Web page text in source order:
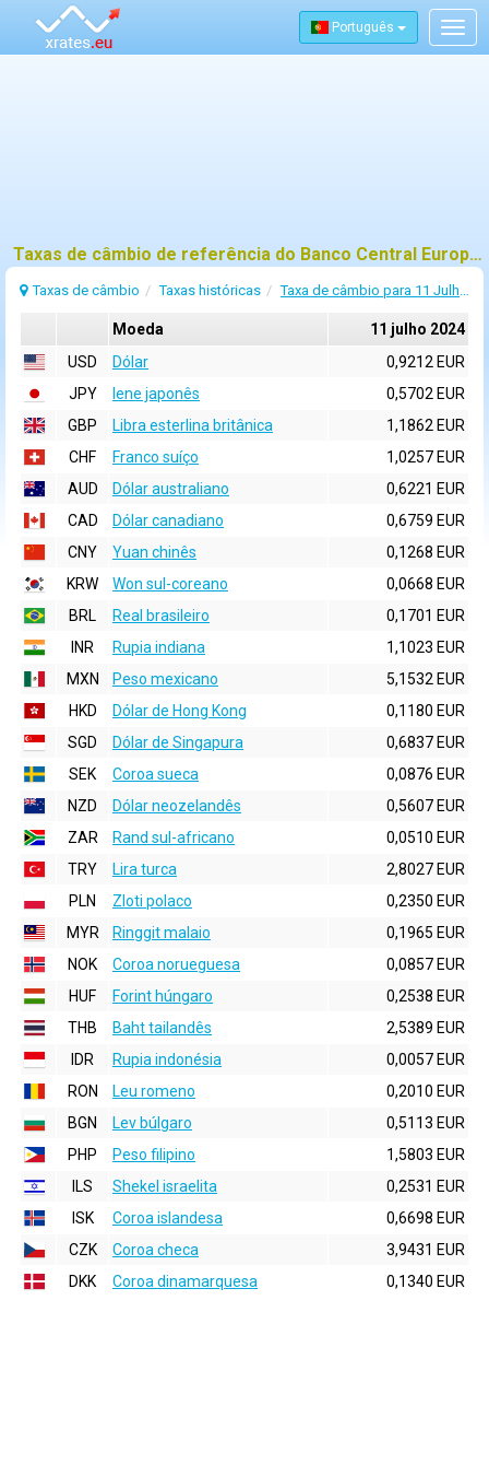
Português
Taxas de câmbio de referência do Banco Central Europeu (BCE) para 11 julho 2024
Taxas de câmbio Taxas históricas Taxa de câmbio para 11 Julho 2024
Moeda
11 julho 2024
USD
Dólar
0,9212 EUR
JPY
Iene japonês
0,5702 EUR
GBP
Libra esterlina britânica
1,1862 EUR
CHF
Franco suíço
1,0257 EUR
AUD
Dólar australiano
0,6221 EUR
CAD
Dólar canadiano
0,6759 EUR
CNY
Yuan chinês
0,1268 EUR
KRW
Won sul-coreano
0,0668 EUR
BRL
Real brasileiro
0,1701 EUR
INR
Rupia indiana
1,1023 EUR
MXN
Peso mexicano
5,1532 EUR
HKD
Dólar de Hong Kong
0,1180 EUR
SGD
Dólar de Singapura
0,6837 EUR
SEK
Coroa sueca
0,0876 EUR
NZD
Dólar neozelandês
0,5607 EUR
ZAR
Rand sul-africano
0,0510 EUR
TRY
Lira turca
2,8027 EUR
PLN
Zloti polaco
0,2350 EUR
MYR
Ringgit malaio
0,1965 EUR
NOK
Coroa norueguesa
0,0857 EUR
HUF
Forint húngaro
0,2538 EUR
THB
Baht tailandês
2,5389 EUR
IDR
Rupia indonésia
0,0057 EUR
RON
Leu romeno
0,2010 EUR
BGN
Lev búlgaro
0,5113 EUR
PHP
Peso filipino
1,5803 EUR
ILS
Shekel israelita
0,2531 EUR
ISK
Coroa islandesa
0,6698 EUR
CZK
Coroa checa
3,9431 EUR
DKK
Coroa dinamarquesa 0,1340 EUR